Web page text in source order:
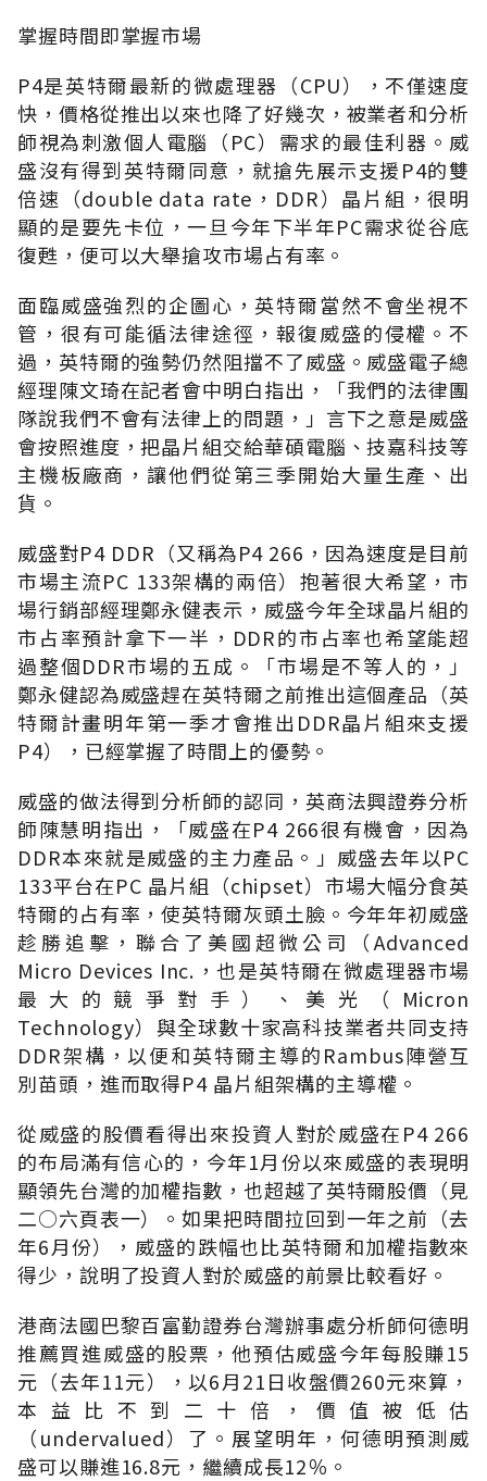
掌握時間即掌握市場
P4是英特爾最新的微處理器（CPU），不僅速度
快，價格從推出以來也降了好幾次，被業者和分析
師視為刺激個人電腦（PC）需求的最佳利器。威
盛沒有得到英特爾同意，就搶先展示支援P4的雙
倍速（double data rate，DDR）晶片組，很明
顯的是要先卡位，一旦今年下半年PC需求從谷底
復甦，便可以大舉搶攻市場占有率。
面臨威盛強烈的企圖心，英特爾當然不會坐視不
管，很有可能循法律途徑，報復威盛的侵權。不
過，英特爾的強勢仍然阻擋不了威盛。威盛電子總
經理陳文琦在記者會中明白指出，「我們的法律團
隊說我們不會有法律上的問題，」言下之意是威盛
會按照進度，把晶片組交給華碩電腦、技嘉科技等
主機板廠商，讓他們從第三季開始大量生產、出
貨。
威盛對P4 DDR（又稱為P4 266，因為速度是目前
市場主流PC 133架構的兩倍）抱著很大希望，市
場行銷部經理鄭永健表示，威盛今年全球晶片組的
市占率預計拿下一半，DDR的市占率也希望能超
過整個DDR市場的五成。「市場是不等人的，」
鄭永健認為威盛趕在英特爾之前推出這個產品（英
特爾計畫明年第一季才會推出DDR晶片組來支援
P4），已經掌握了時間上的優勢。
威盛的做法得到分析師的認同，英商法興證券分析
師陳慧明指出，「威盛在P4 266很有機會，因為
DDR本來就是威盛的主力產品。」威盛去年以PC
133平台在PC 晶片組（chipset）市場大幅分食英
特爾的占有率，使英特爾灰頭土臉。今年年初威盛
趁勝追擊，聯合了美國超微公司（Advanced
Micro Devices Inc.，也是英特爾在微處理器市場
最大的競爭對手）、美光（Micron
Technology）與全球數十家高科技業者共同支持
DDR架構，以便和英特爾主導的Rambus陣營互
別苗頭，進而取得P4 晶片組架構的主導權。
從威盛的股價看得出來投資人對於威盛在P4 266
的布局滿有信心的，今年1月份以來威盛的表現明
顯領先台灣的加權指數，也超越了英特爾股價（見
二○六頁表一）。如果把時間拉回到一年之前（去
年6月份），威盛的跌幅也比英特爾和加權指數來
得少，說明了投資人對於威盛的前景比較看好。
港商法國巴黎百富勤證券台灣辦事處分析師何德明
推薦買進威盛的股票，他預估威盛今年每股賺15
元（去年11元），以6月21日收盤價260元來算，
本益比不到二十倍，價值被低估
（undervalued）了。展望明年，何德明預測威
盛可以賺進16.8元，繼續成長12％。